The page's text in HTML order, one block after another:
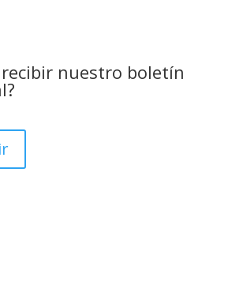
recibir nuestro boletín